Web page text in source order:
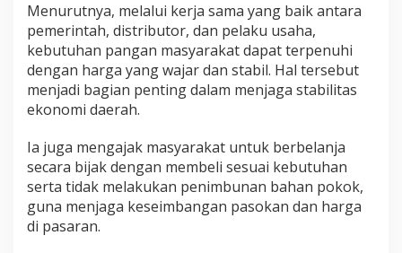
Menurutnya, melalui kerja sama yang baik antara
pemerintah, distributor, dan pelaku usaha,
kebutuhan pangan masyarakat dapat terpenuhi
dengan harga yang wajar dan stabil. Hal tersebut
menjadi bagian penting dalam menjaga stabilitas
ekonomi daerah.
Ia juga mengajak masyarakat untuk berbelanja
secara bijak dengan membeli sesuai kebutuhan
serta tidak melakukan penimbunan bahan pokok,
guna menjaga keseimbangan pasokan dan harga
di pasaran.